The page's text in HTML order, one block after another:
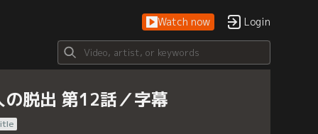
Watch now Login
の脱出 第12話／字幕